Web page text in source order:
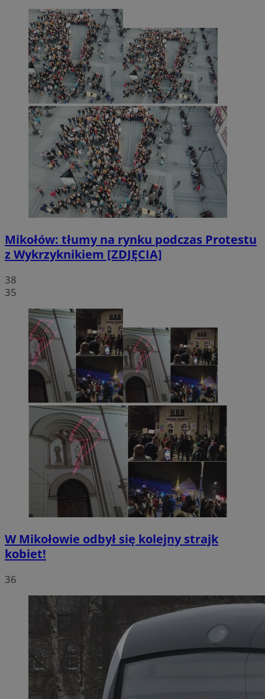
Mikołów: tłumy na rynku podczas Protestu
z Wykrzyknikiem [ZDJĘCIA]
38
35
W Mikołowie odbył się kolejny strajk
kobiet!
36